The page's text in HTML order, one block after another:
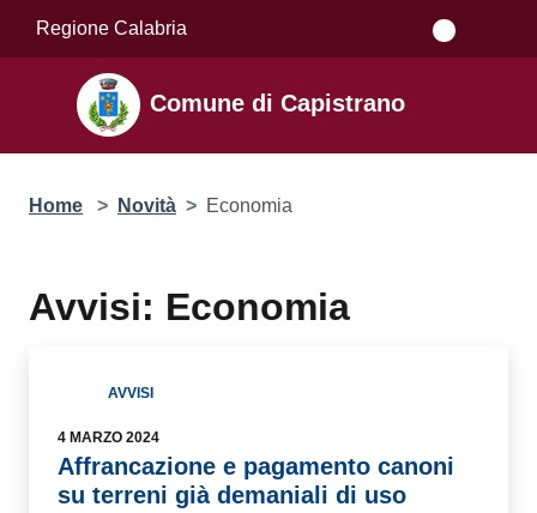
Regione Calabria
Comune di Capistrano
Home > Novità > Economia
Avvisi: Economia
AVVISI
4 MARZO 2024
Affrancazione e pagamento canoni
su terreni già demaniali di uso